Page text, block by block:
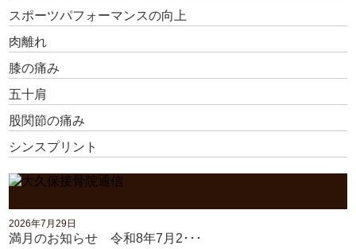
スポーツパフォーマンスの向上
肉離れ
膝の痛み
五十肩
股関節の痛み
シンスプリント
2026年7月29日
満月のお知らせ 令和8年7月2･･･